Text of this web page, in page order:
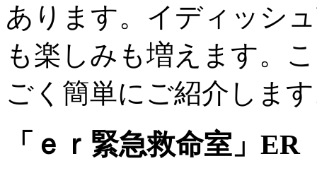
あります。イディッシ
も楽しみも増えます。
ごく簡単にご紹介しま
「ｅｒ緊急救命室」ER